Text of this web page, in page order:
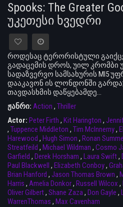
Spooks: The Greater
უკეთესი ხვედრი
როდესაც ტერორისტული
გადაცემის დროს, უილ კრომბი
სადაზვერვო სამსახურის MI5
დააკავონ ის ლონდონში
თავდასხმის დაწყებამდე…
ჟანრი: Action , Thriller
Actor: Peter Firth , Kit Harington ,
, Tuppence Middleton , Tim McInnerny,
Harewood , Hugh Simon , Ronan
Streatfeild , Michael Wildman , Cosmo
Garfield , Derek Horsham , Laura Swift,
Paul Blackwell , Elizabeth Conboy,
Brian Hanford , Jason Thomas Brown ,
Harris , Amelia Donkor, Russell Wilcox ,
Oliver Gilbert, Shane Zaza, Don Gayle ,
WarrenThomas , Max Cavenham